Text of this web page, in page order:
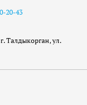
20-43
Талдыкорган, ул.